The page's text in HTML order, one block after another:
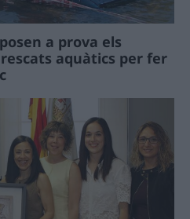
a prova els
aquàtics per fer